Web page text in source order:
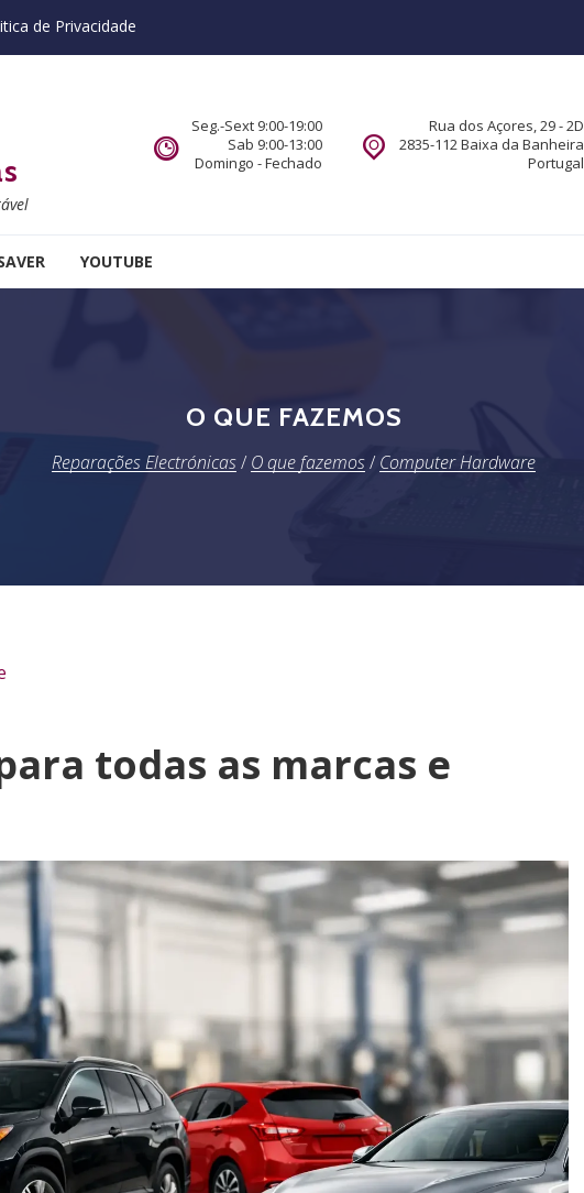
de Privacidade
Rua dos Açores, 29 - 2D
2835-112 Baixa da Banheira
Portugal
Seg.-Sext 9:00-19:00
Sab 9:00-13:00
Domingo - Fechado
YOUTUBE
O QUE FAZEMOS
Reparações Electrónicas/ O que fazemos/ Computer Hardware
todas as marcas e